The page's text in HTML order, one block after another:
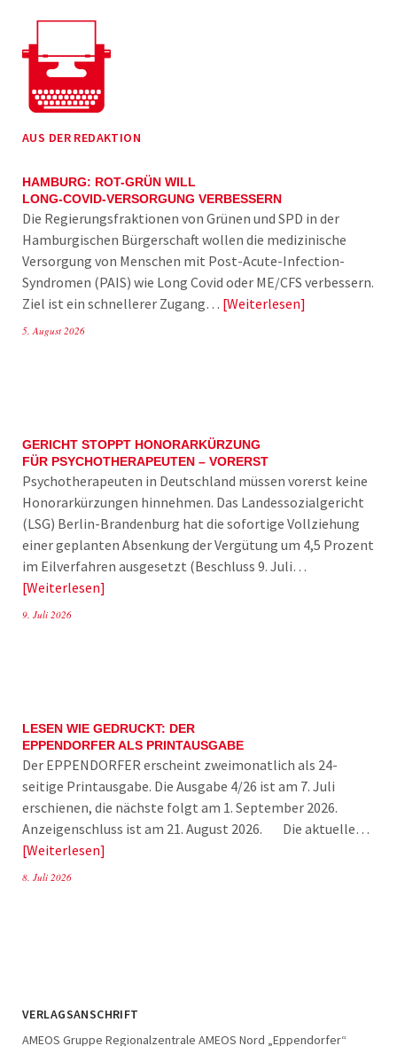
AUS DER REDAKTION
HAMBURG: ROT-GRÜN WILL
LONG-COVID-VERSORGUNG VERBESSERN
Die Regierungsfraktionen von Grünen und SPD in der
Hamburgischen Bürgerschaft wollen die medizinische
Versorgung von Menschen mit Post-Acute-Infection-
Syndromen (PAIS) wie Long Covid oder ME/CFS verbessern.
Ziel ist ein schnellerer Zugang… Weiterlesen
5. August 2026
GERICHT STOPPT HONORARKÜRZUNG
FÜR PSYCHOTHERAPEUTEN – VORERST
Psychotherapeuten in Deutschland müssen vorerst keine
Honorarkürzungen hinnehmen. Das Landessozialgericht
(LSG) Berlin-Brandenburg hat die sofortige Vollziehung
einer geplanten Absenkung der Vergütung um 4,5 Prozent
im Eilverfahren ausgesetzt (Beschluss 9. Juli…
Weiterlesen
9. Juli 2026
LESEN WIE GEDRUCKT: DER
EPPENDORFER ALS PRINTAUSGABE
Der EPPENDORFER erscheint zweimonatlich als 24-
seitige Printausgabe. Die Ausgabe 4/26 ist am 7. Juli
erschienen, die nächste folgt am 1. September 2026.
Anzeigenschluss ist am 21. August 2026. Die aktuelle…
Weiterlesen
8. Juli 2026
VERLAGSANSCHRIFT
AMEOS Gruppe Regionalzentrale AMEOS Nord „Eppendorfer“